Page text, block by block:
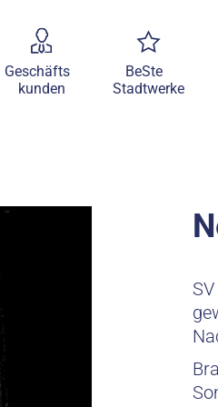
Geschäfts
kunden
BeSte
Stadtwerke